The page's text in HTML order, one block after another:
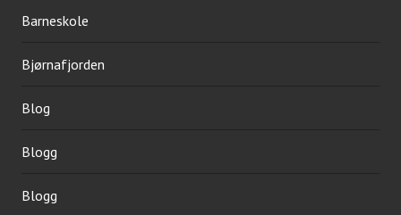
Barneskole
Bjørnafjorden
Blog
Blogg
Blogg